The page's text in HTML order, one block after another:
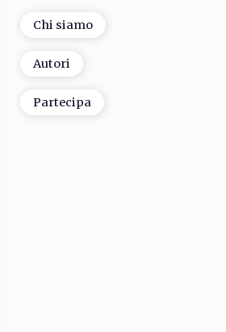
Chi siamo
Autori
Partecipa